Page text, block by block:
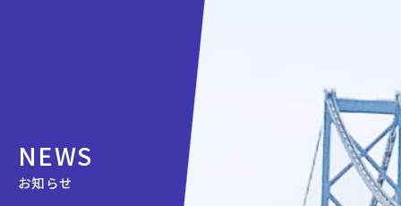
NEWS
お知らせ